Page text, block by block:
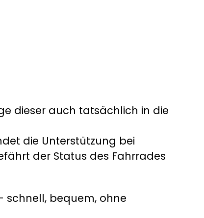
dieser auch tatsächlich in die
die Unterstützung bei
der Status des Fahrrades
schnell, bequem, ohne